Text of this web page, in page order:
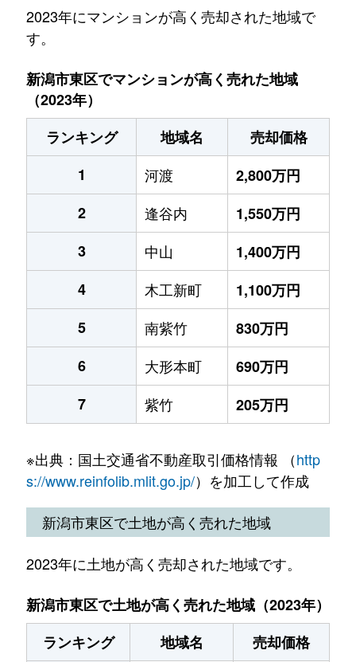
2023年にマンションが高く売却された地域で
す。
新潟市東区でマンションが高く売れた地域
（2023年）
ランキング
地域名
売却価格
1
河渡
2,800万円
2
逢谷内
1,550万円
3
中山
1,400万円
4
木工新町
1,100万円
5
南紫竹
830万円
6
大形本町
690万円
7
紫竹 205万円
※出典：国土交通省不動産取引価格情報 （http
s://www.reinfolib.mlit.go.jp/）を加工して作成
新潟市東区で土地が高く売れた地域
2023年に土地が高く売却された地域です。
新潟市東区で土地が高く売れた地域（2023年）
ランキング
地域名
売却価格